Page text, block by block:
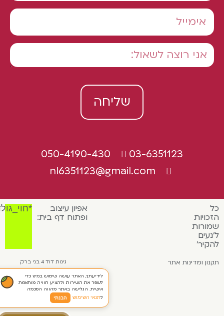
שליחה
03-6351123
050-4190-430
nl6351123@gmail.com
אפיון עיצוב
ופתוח דף בית:
*חוי_גולדמן
ומדינות אתר גינות דוד 4 בני ברק
✕
לידיעתך, האתר עושה שימוש במיץ כדי
לשפר את השירות ולהציע חוויה מותאמת
אישית. הגלישה באתר מהווה הסכמה
תנאי השימוש הבנתי